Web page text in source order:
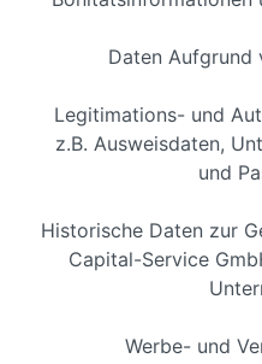
Daten Aufgrund
Legitimations- und
z.B. Ausweisdaten,
und
Historische Daten zur
Capital-Service
Werbe- und